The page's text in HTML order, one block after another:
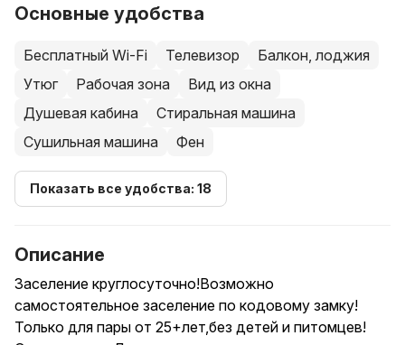
Основные удобства
Бесплатный Wi-Fi Телевизор
Балкон, лоджия
Утюг
Рабочая зона
Вид из окна
Душевая кабина
Стиральная машина
Сушильная машина
Фен
Показать все удобства: 18
Описание
Заселение круглосуточно!Возможно
самостоятельное заселение по кодовому замку!
Только для пары от 25+лет,без детей и питомцев!